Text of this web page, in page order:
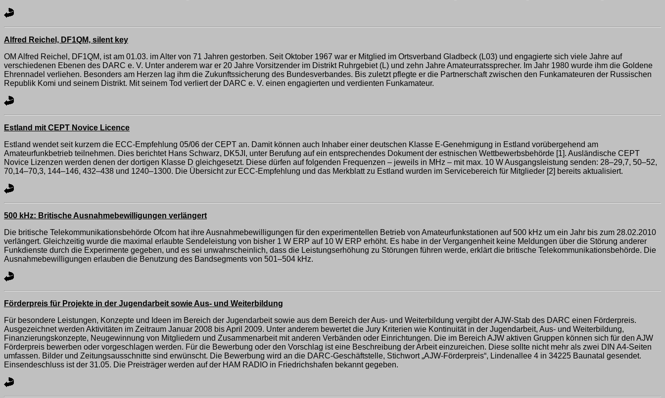
Alfred Reichel, DF1QM, silent key
OM Alfred Reichel, DF1QM, ist am 01.03. im Alter von 71 Jahren gestorben. Seit Oktober 1967 war er Mitglied im Ortsverband Gladbeck (L03) und engagierte sich viele Jahre auf
verschiedenen Ebenen des DARC e. V. Unter anderem war er 20 Jahre Vorsitzender im Distrikt Ruhrgebiet (L) und zehn Jahre Amateurratssprecher. Im Jahr 1980 wurde ihm die Goldene
Ehrennadel verliehen. Besonders am Herzen lag ihm die Zukunftssicherung des Bundesverbandes. Bis zuletzt pflegte er die Partnerschaft zwischen den Funkamateuren der Russischen
Republik Komi und seinem Distrikt. Mit seinem Tod verliert der DARC e. V. einen engagierten und verdienten Funkamateur.
Estland mit CEPT Novice Licence
Estland wendet seit kurzem die ECC-Empfehlung 05/06 der CEPT an. Damit können auch Inhaber einer deutschen Klasse E-Genehmigung in Estland vorübergehend am
Amateurfunkbetrieb teilnehmen. Dies berichtet Hans Schwarz, DK5JI, unter Berufung auf ein entsprechendes Dokument der estnischen Wettbewerbsbehörde [1]. Ausländische CEPT
Novice Lizenzen werden denen der dortigen Klasse D gleichgesetzt. Diese dürfen auf folgenden Frequenzen – jeweils in MHz – mit max. 10 W Ausgangsleistung senden: 28–29,7, 50–52,
70,14–70,3, 144–146, 432–438 und 1240–1300. Die Übersicht zur ECC-Empfehlung und das Merkblatt zu Estland wurden im Servicebereich für Mitglieder [2] bereits aktualisiert.
500 kHz: Britische Ausnahmebewilligungen verlängert
Die britische Telekommunikationsbehörde Ofcom hat ihre Ausnahmebewilligungen für den experimentellen Betrieb von Amateurfunkstationen auf 500 kHz um ein Jahr bis zum 28.02.2010
verlängert. Gleichzeitig wurde die maximal erlaubte Sendeleistung von bisher 1 W ERP auf 10 W ERP erhöht. Es habe in der Vergangenheit keine Meldungen über die Störung anderer
Funkdienste durch die Experimente gegeben, und es sei unwahrscheinlich, dass die Leistungserhöhung zu Störungen führen werde, erklärt die britische Telekommunikationsbehörde. Die
Ausnahmebewilligungen erlauben die Benutzung des Bandsegments von 501–504 kHz.
Förderpreis für Projekte in der Jugendarbeit sowie Aus- und Weiterbildung
Für besondere Leistungen, Konzepte und Ideen im Bereich der Jugendarbeit sowie aus dem Bereich der Aus- und Weiterbildung vergibt der AJW-Stab des DARC einen Förderpreis.
Ausgezeichnet werden Aktivitäten im Zeitraum Januar 2008 bis April 2009. Unter anderem bewertet die Jury Kriterien wie Kontinuität in der Jugendarbeit, Aus- und Weiterbildung,
Finanzierungskonzepte, Neugewinnung von Mitgliedern und Zusammenarbeit mit anderen Verbänden oder Einrichtungen. Die im Bereich AJW aktiven Gruppen können sich für den AJW
Förderpreis bewerben oder vorgeschlagen werden. Für die Bewerbung oder den Vorschlag ist eine Beschreibung der Arbeit einzureichen. Diese sollte nicht mehr als zwei DIN A4-Seiten
umfassen. Bilder und Zeitungsausschnitte sind erwünscht. Die Bewerbung wird an die DARC-Geschäftstelle, Stichwort „AJW-Förderpreis“, Lindenallee 4 in 34225 Baunatal gesendet.
Einsendeschluss ist der 31.05. Die Preisträger werden auf der HAM RADIO in Friedrichshafen bekannt gegeben.